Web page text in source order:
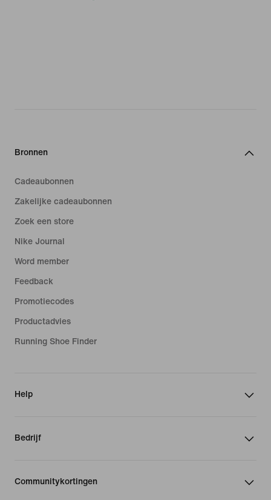
Bronnen
Cadeaubonnen
Zakelijke cadeaubonnen
Zoek een store
Nike Journal
Word member
Feedback
Promotiecodes
Productadvies
Running Shoe Finder
Help
Bedrijf
Communitykortingen